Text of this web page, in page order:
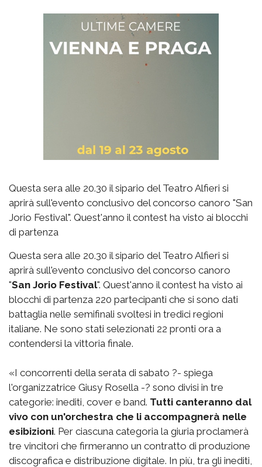
Questa sera alle 20.30 il sipario del Teatro Alfieri si
aprirà sull'evento conclusivo del concorso canoro "San
Jorio Festival". Quest'anno il contest ha visto ai blocchi
di partenza
Questa sera alle 20.30 il sipario del Teatro Alfieri si
aprirà sull'evento conclusivo del concorso canoro
"San Jorio Festival". Quest'anno il contest ha visto ai
blocchi di partenza 220 partecipanti che si sono dati
battaglia nelle semifinali svoltesi in tredici regioni
italiane. Ne sono stati selezionati 22 pronti ora a
contendersi la vittoria finale.
«I concorrenti della serata di sabato ?- spiega
l'organizzatrice Giusy Rosella -? sono divisi in tre
categorie: inediti, cover e band. Tutti canteranno dal
vivo con un'orchestra che li accompagnerà nelle
esibizioni. Per ciascuna categoria la giuria proclamerà
tre vincitori che firmeranno un contratto di produzione
discografica e distribuzione digitale. In più, tra gli inediti,